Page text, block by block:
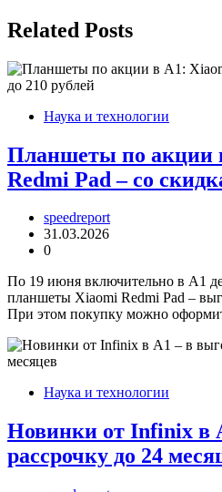
Related Posts
Наука и технологии
Планшеты по акции
Redmi Pad – со
speedreport
31.03.2026
0
По 19 июня включительно в А1
планшеты Xiaomi Redmi Pad –
При этом покупку можно
Наука и технологии
Новинки от Infinix в
рассрочку до 24